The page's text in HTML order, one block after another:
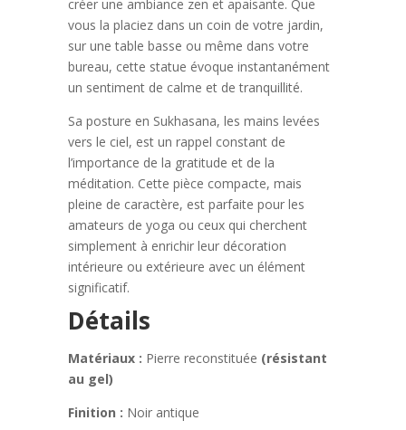
créer une ambiance zen et apaisante. Que
vous la placiez dans un coin de votre jardin,
sur une table basse ou même dans votre
bureau, cette statue évoque instantanément
un sentiment de calme et de tranquillité.
Sa posture en Sukhasana, les mains levées
vers le ciel, est un rappel constant de
l’importance de la gratitude et de la
méditation. Cette pièce compacte, mais
pleine de caractère, est parfaite pour les
amateurs de yoga ou ceux qui cherchent
simplement à enrichir leur décoration
intérieure ou extérieure avec un élément
significatif.
Détails
Matériaux : Pierre reconstituée (résistant
au gel)
Finition : Noir antique